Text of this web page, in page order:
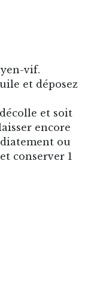
vif.
et déposez
et soit
encore
ou
conserver 1